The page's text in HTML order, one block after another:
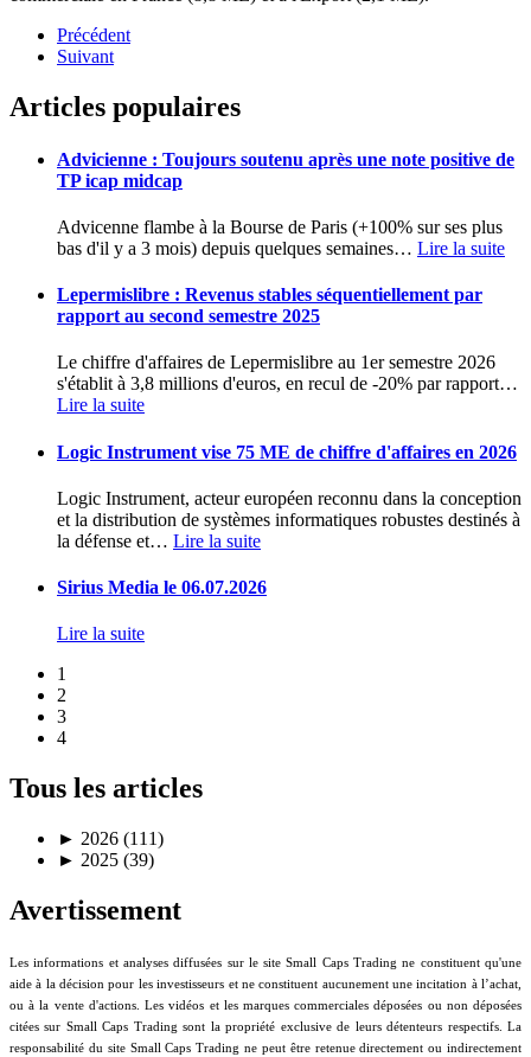
Précédent
Suivant
Articles populaires
Advicienne : Toujours soutenu après une note positive de
TP icap midcap
Advicenne flambe à la Bourse de Paris (+100% sur ses plus
bas d'il y a 3 mois) depuis quelques semaines… Lire la suite
Lepermislibre : Revenus stables séquentiellement par
rapport au second semestre 2025
Le chiffre d'affaires de Lepermislibre au 1er semestre 2026
s'établit à 3,8 millions d'euros, en recul de -20% par rapport…
Lire la suite
Logic Instrument vise 75 ME de chiffre d'affaires en 2026
Logic Instrument, acteur européen reconnu dans la conception
et la distribution de systèmes informatiques robustes destinés à
la défense et… Lire la suite
Sirius Media le 06.07.2026
Lire la suite
1
2
3
4
Tous les articles
► 2026 (111)
► 2025 (39)
Avertissement
Les informations et analyses diffusées sur le site Small Caps Trading ne constituent qu'une
aide à la décision pour les investisseurs et ne constituent aucunement une incitation à l’achat,
ou à la vente d'actions. Les vidéos et les marques commerciales déposées ou non déposées
citées sur Small Caps Trading sont la propriété exclusive de leurs détenteurs respectifs. La
responsabilité du site Small Caps Trading ne peut être retenue directement ou indirectement